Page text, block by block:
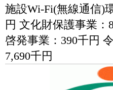
施設Wi-Fi(無線通信)
円 文化財保護事業
啓発事業：390千円
7,690千円